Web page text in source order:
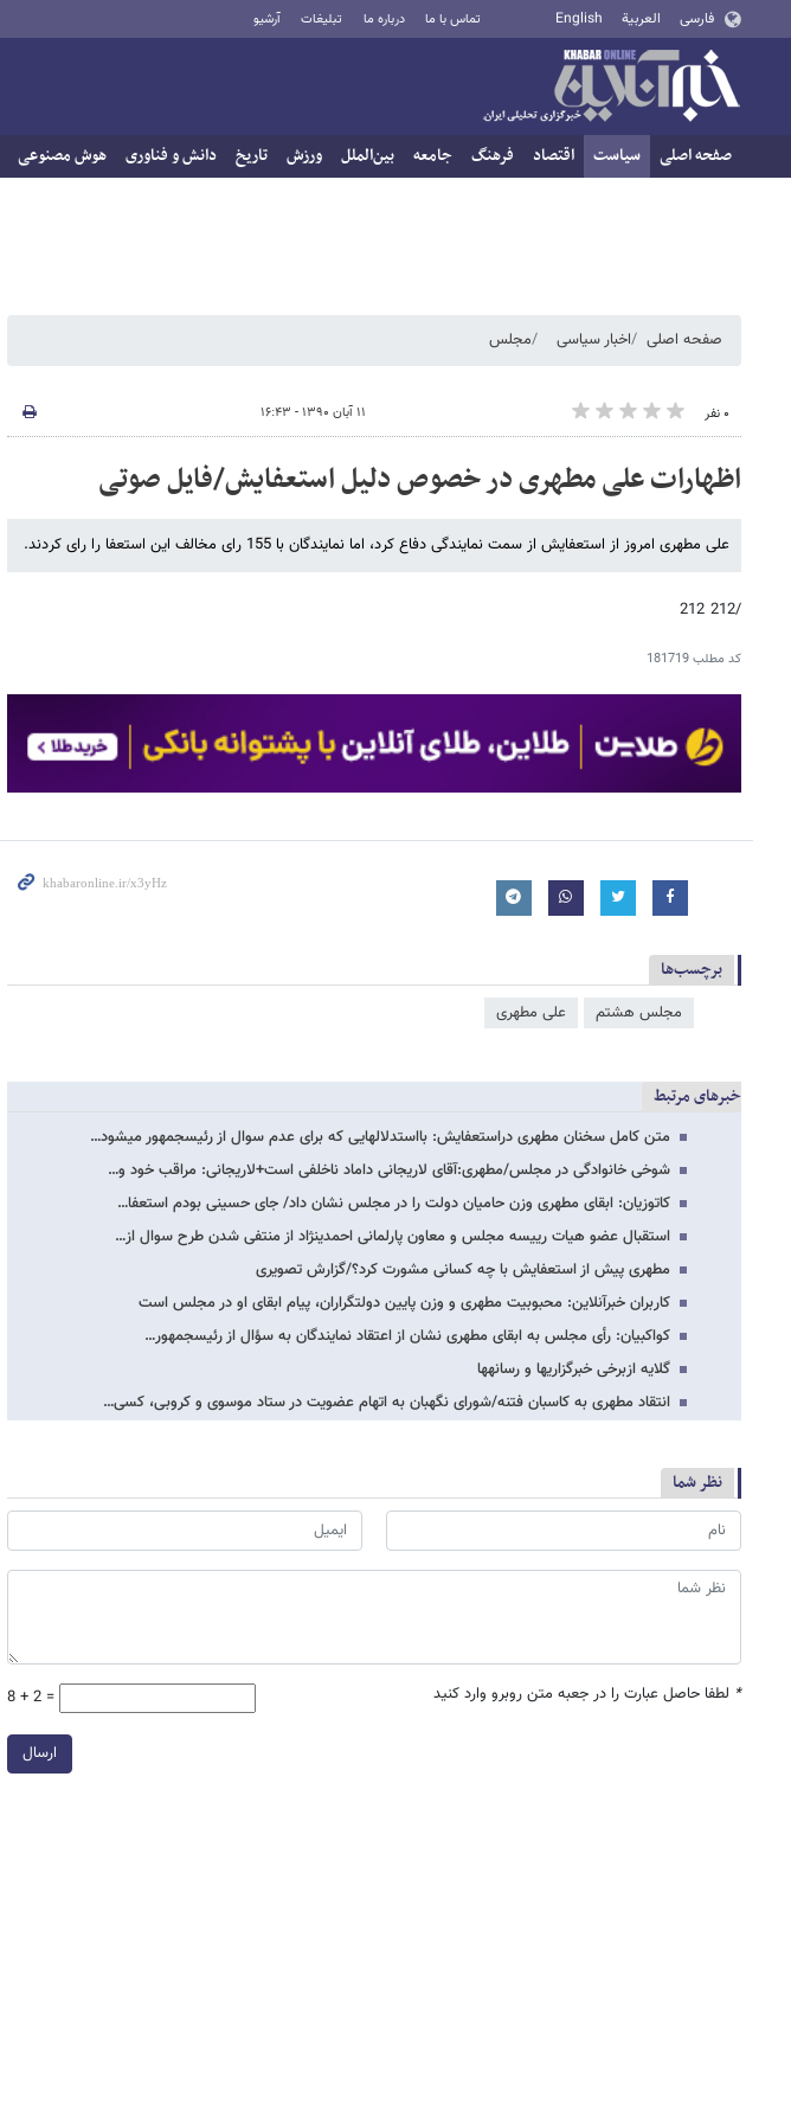
فارسی العربية English تماس با ما درباره ما تبلیغات آرشیو
صفحه اصلی سیاست اقتصاد فرهنگ جامعه بین‌الملل ورزش تاریخ دانش و فناوری هوش مصنوعی
صفحه اصلی اخبار سیاسی مجلس
۰ نفر ۱۱ آبان ۱۳۹۰ - ۱۶:۴۳
اظهارات علی مطهری در خصوص دلیل استعفایش/فایل صوتی
علی مطهری امروز از استعفایش از سمت نمایندگی دفاع کرد، اما نمایندگان با 155 رای مخالف این استعفا را رای کردند.
/212 212
کد مطلب181719
برچسب‌ها
مجلس هشتم علی مطهری
خبرهای مرتبط
متن کامل سخنان مطهری دراستعفایش: بااستدلال​هایی که برای عدم سوال از رئیس​جمهور می​شود…
شوخی خانوادگی در مجلس/مطهری:آقای لاریجانی داماد ناخلفی است+لاریجانی: مراقب خود و…
کاتوزیان: ابقای مطهری وزن حامیان دولت را در مجلس نشان داد/ جای حسینی بودم استعفا…
استقبال عضو هیات رییسه مجلس و معاون پارلمانی احمدی​نژاد از منتفی شدن طرح سوال از…
مطهری پیش از استعفایش با چه کسانی مشورت کرد؟/گزارش تصویری
کاربران خبرآنلاین: محبوبیت مطهری و وزن پایین دولتگراران، پیام ابقای او در مجلس است
کواکبیان: رأی مجلس به ابقای مطهری نشان از اعتقاد نمایندگان به سؤال از رئیس​جمهور…
گلایه ازبرخی خبرگزاری​ها و رسانه​ها
انتقاد مطهری به کاسبان فتنه/شورای نگهبان به اتهام عضویت در ستاد موسوی و کروبی، کسی…
نظر شما
* لطفا حاصل عبارت را در جعبه متن روبرو وارد کنید 8 + 2 =
ارسال